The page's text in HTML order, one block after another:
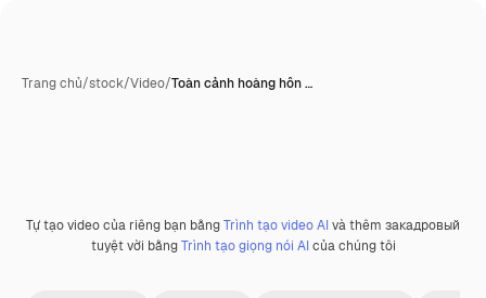
Trang chủ/stock/Video/Toàn cảnh hoàng hôn …
Phần thưởng
Tự tạo video của riêng bạn bằngTrình tạo video AIvà thêm закадровый
tuyệt vời bằngTrình tạo giọng nói AIcủa chúng tôi